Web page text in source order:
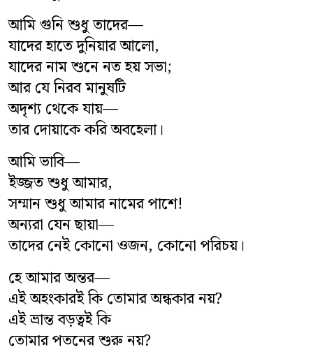
আমি গুনি শুধু তাদের—
যাদের হাতে দুনিয়ার আলো,
যাদের নাম শুনে নত হয় সভা;
আর যে নিরব মানুষটি
অদৃশ্য থেকে যায়—
তার দোয়াকে করি অবহেলা।
আমি ভাবি—
ইজ্জত শুধু আমার,
সম্মান শুধু আমার নামের পাশে!
অন্যরা যেন ছায়া—
তাদের নেই কোনো ওজন, কোনো পরিচয়।
হে আমার অন্তর—
এই অহংকারই কি তোমার অন্ধকার নয়?
এই ভ্রান্ত বড়ত্বই কি
তোমার পতনের শুরু নয়?